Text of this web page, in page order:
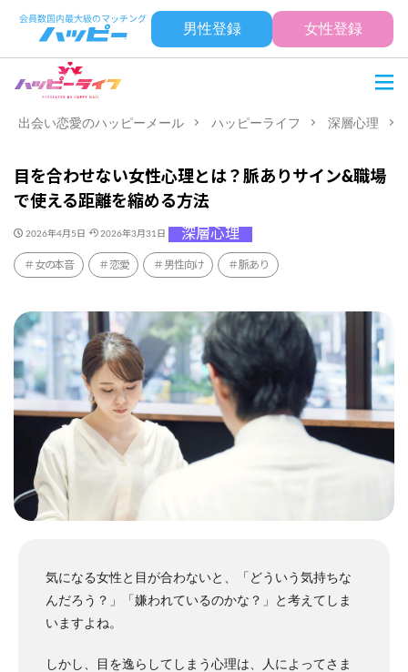
男性登録 女性登録
出会い恋愛のハッピーメール ハッピーライフ 深層心理
目を合わせない女性心理とは？脈ありサイン&職場
で使える距離を縮める方法
2026年4月5日 2026年3月31日 深層心理
女の本音 恋愛 男性向け 脈あり
気になる女性と目が合わないと、「どういう気持ちな
んだろう？」「嫌われているのかな？」と考えてしま
いますよね。
しかし、目を逸らしてしまう心理は、人によってさま